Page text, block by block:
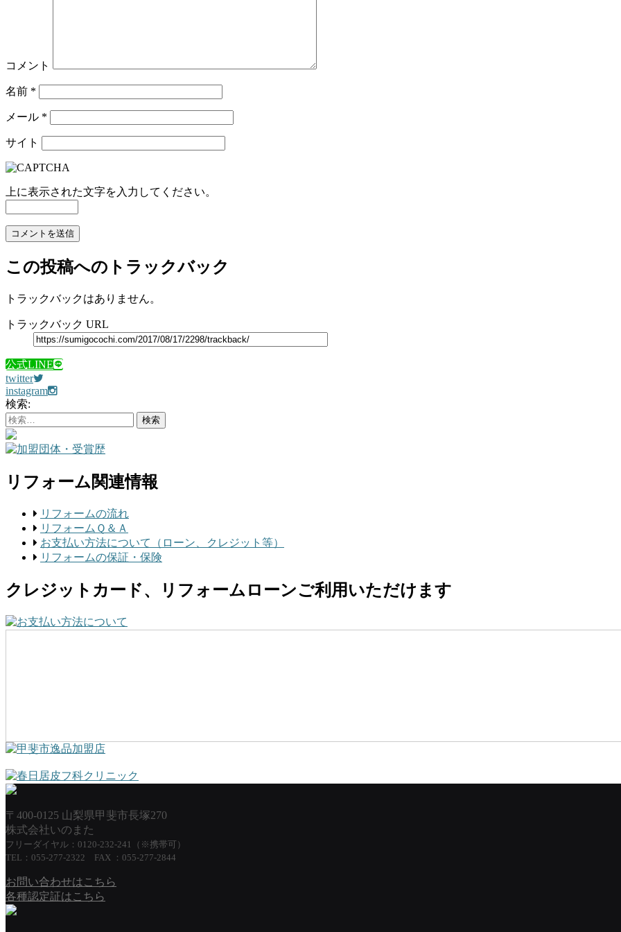
コメント
名前 *
メール *
サイト
上に表示された文字を入力してください。
この投稿へのトラックバック
トラックバックはありません。
トラックバック URL
公式LINE
twitter
instagram
検索:
リフォーム関連情報
リフォームの流れ
リフォームＱ＆Ａ
お支払い方法について（ローン、クレジット等）
リフォームの保証・保険
クレジットカード、リフォームローンご利用いただけます
〒400-0125 山梨県甲斐市長塚270
株式会社いのまた
フリーダイヤル：0120-232-241（※携帯可）
TEL：055-277-2322 FAX ：055-277-2844
お問い合わせはこちら
各種認定証はこちら